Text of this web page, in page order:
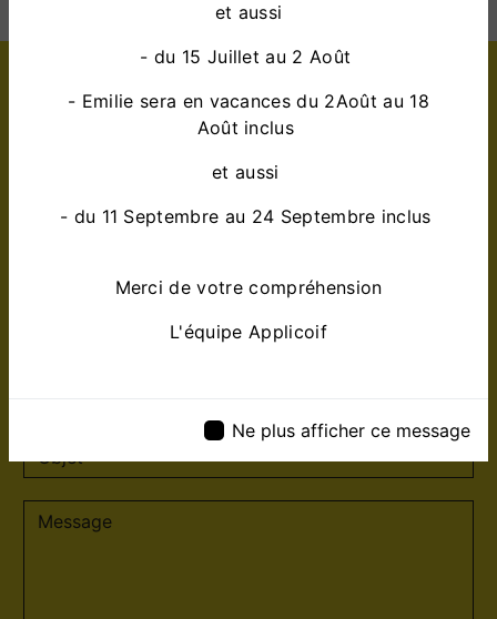
et aussi
- du 15 Juillet au 2 Août
- Emilie sera en vacances du 2Août au 18
Août inclus
et aussi
- du 11 Septembre au 24 Septembre inclus
Merci de votre compréhension
L'équipe Applicoif
Ne plus afficher ce message
Contactez nous